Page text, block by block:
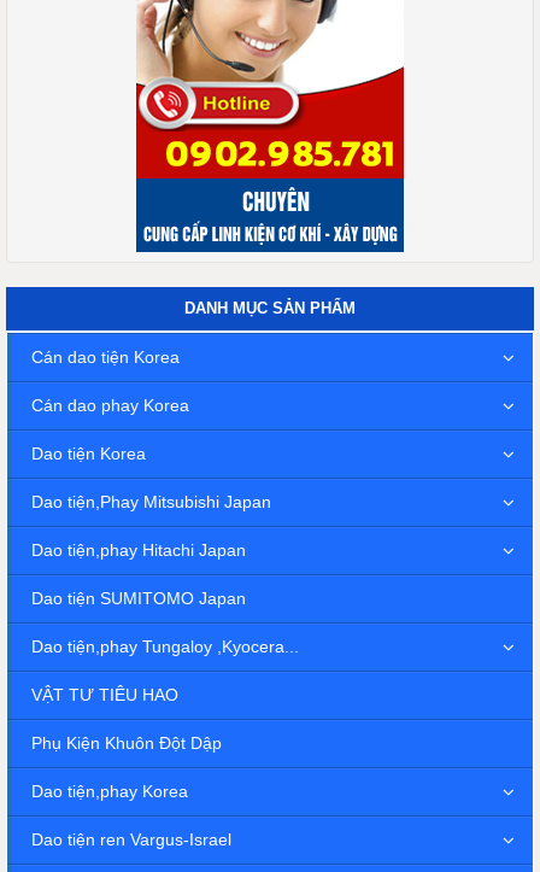
DANH MỤC SẢN PHẨM
Cán dao tiện Korea
Cán dao phay Korea
Dao tiện Korea
Dao tiện,Phay Mitsubishi Japan
Dao tiện,phay Hitachi Japan
Dao tiện SUMITOMO Japan
Dao tiện,phay Tungaloy ,Kyocera...
VẬT TƯ TIÊU HAO
Phụ Kiện Khuôn Đột Dập
Dao tiện,phay Korea
Dao tiện ren Vargus-Israel